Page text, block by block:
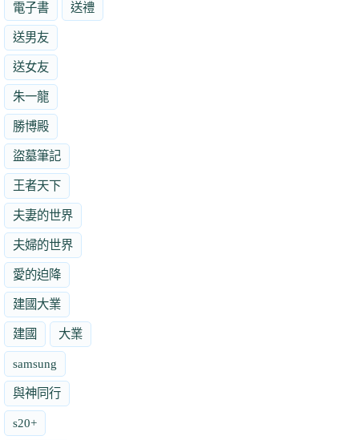
電子書 送禮
送男友
送女友
朱一龍
勝博殿
盜墓筆記
王者天下
夫妻的世界
夫婦的世界
愛的迫降
建國大業
建國 大業
samsung
與神同行
s20+